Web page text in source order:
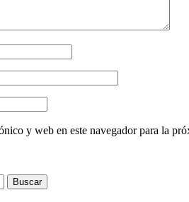
y web en este navegador para la